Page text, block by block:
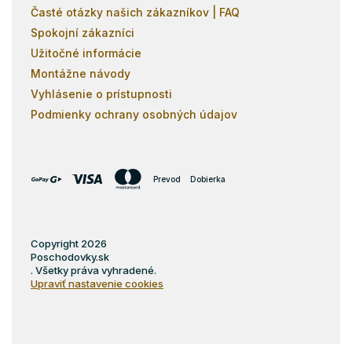
Časté otázky našich zákazníkov | FAQ
Spokojní zákazníci
Užitočné informácie
Montážne návody
Vyhlásenie o prístupnosti
Podmienky ochrany osobných údajov
Prevod Dobierka
Copyright 2026
Poschodovky.sk
. Všetky práva vyhradené.
Upraviť nastavenie cookies